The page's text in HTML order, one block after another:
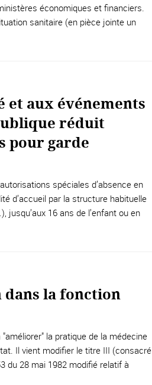
économiques et financiers.
sanitaire (en pièce jointe un
et aux événements
réduit
pour garde
spéciales d’absence en
d’accueil par la structure habituelle
jusqu’aux 16 ans de l’enfant ou en
la fonction
la pratique de la médecine
Il vient modifier le titre III (consacré
du 28 mai 1982 modifié relatif à